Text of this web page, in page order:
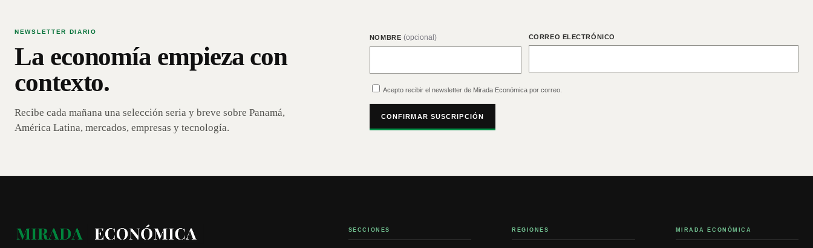
NEWSLETTER DIARIO
La economía empieza con
contexto.
Recibe cada mañana una selección seria y breve sobre Panamá,
América Latina, mercados, empresas y tecnología.
NOMBRE (opcional) CORREO ELECTRÓNICO
Acepto recibir el newsletter de Mirada Económica por correo.
CONFIRMAR SUSCRIPCIÓN
SECCIONES REGIONES MIRADA ECONÓMICA